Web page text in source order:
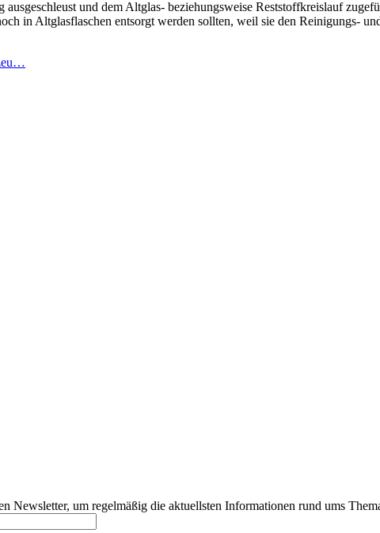
und dem Altglas- beziehungsweise Reststoffkreislauf
in Altglasflaschen entsorgt werden sollten, weil sie den Reinigungs-
Newsletter, um regelmäßig die aktuellsten Informationen rund ums